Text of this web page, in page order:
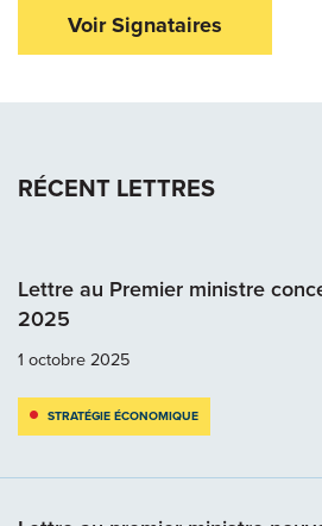
Voir Signataires
RÉCENT LETTRES
Lettre au Premier ministre
2025
1 octobre 2025
STRATÉGIE ÉCONOMIQUE